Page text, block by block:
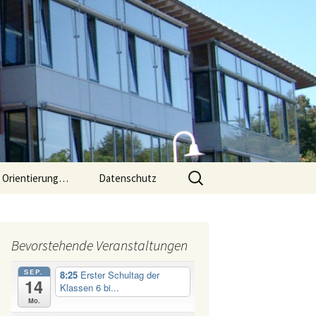
Orientierung…
5 bis
Datenschutz
Suchen
nach:
Bevorstehende Veranstaltungen
SEP.
14
Mo.
8:25 Erster Schultag der
Klassen 6 bi...